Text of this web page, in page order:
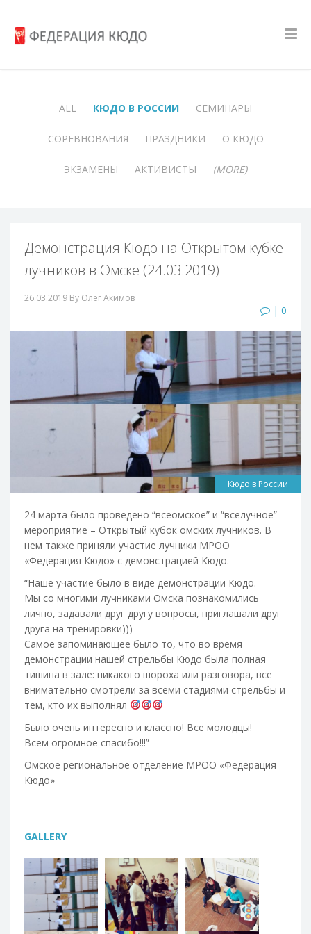
ALL КЮДО В РОССИИ СЕМИНАРЫ
СОРЕВНОВАНИЯ ПРАЗДНИКИ О КЮДО
ЭКЗАМЕНЫ АКТИВИСТЫ (MORE)
Демонстрация Кюдо на Открытом кубке
лучников в Омске (24.03.2019)
26.03.2019 By Олег Акимов
| 0
Кюдо в России
24 марта было проведено “всеомское” и “вселучное”
мероприятие – Открытый кубок омских лучников. В
нем также приняли участие лучники МРОО
«Федерация Кюдо» с демонстрацией Кюдо.
“Наше участие было в виде демонстрации Кюдо.
Мы со многими лучниками Омска познакомились
лично, задавали друг другу вопросы, приглашали друг
друга на тренировки)))
Самое запоминающее было то, что во время
демонстрации нашей стрельбы Кюдо была полная
тишина в зале: никакого шороха или разговора, все
внимательно смотрели за всеми стадиями стрельбы и
тем, кто их выполнял
Было очень интересно и классно! Все молодцы!
Всем огромное спасибо!!!”
Омское региональное отделение МРОО «Федерация
Кюдо»
GALLERY